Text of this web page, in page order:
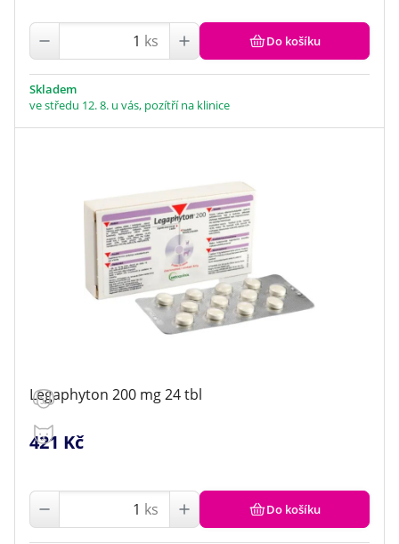
ks Do košíku
Skladem
ve středu 12. 8. u vás, pozítří na klinice
Legaphyton 200 mg 24 tbl
421 Kč
ks Do košíku